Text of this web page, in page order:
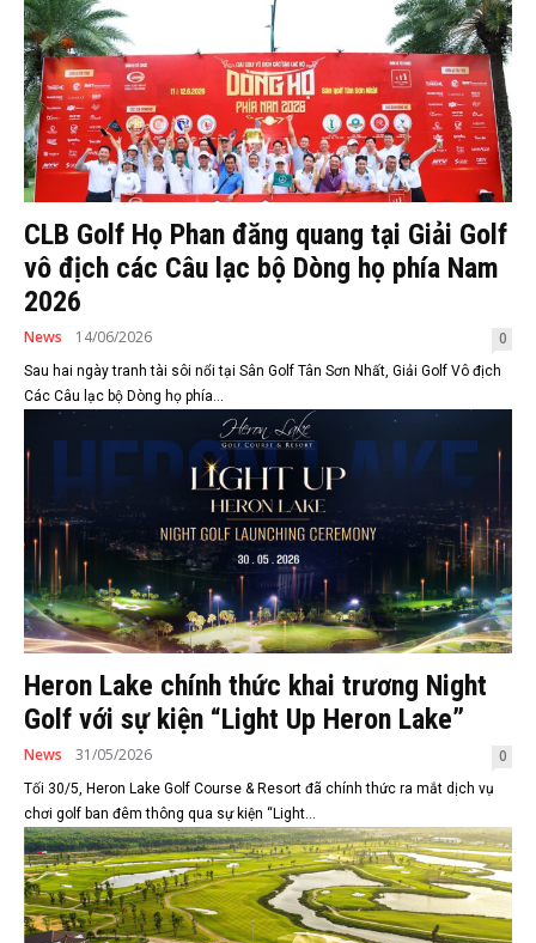
CLB Golf Họ Phan đăng quang tại Giải Golf
vô địch các Câu lạc bộ Dòng họ phía Nam
2026
News 14/06/2026 0
Sau hai ngày tranh tài sôi nổi tại Sân Golf Tân Sơn Nhất, Giải Golf Vô địch
Các Câu lạc bộ Dòng họ phía...
Heron Lake chính thức khai trương Night
Golf với sự kiện “Light Up Heron Lake”
News 31/05/2026 0
Tối 30/5, Heron Lake Golf Course & Resort đã chính thức ra mắt dịch vụ
chơi golf ban đêm thông qua sự kiện “Light...